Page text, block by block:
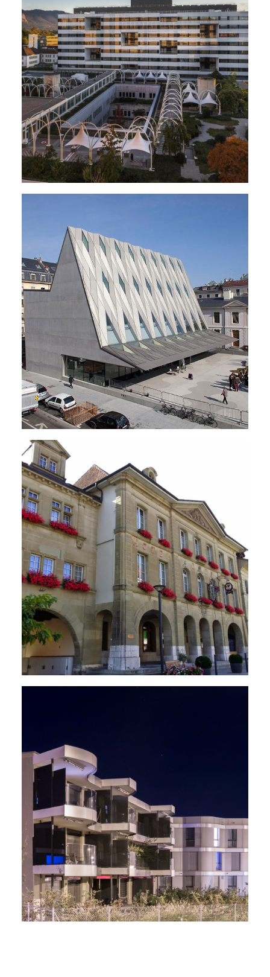
Grands Parkings, Salles Polyvalentes - Auditoires,
Hôpitaux - EMS, Restaurants, Écoles - Universités,
Énergie - Physique Du Bâtiment, MCR, Électricité,
Sanitaire, Ventilation, Climatisation, Chauffage
Nouveaux Bâtiments
Salles Polyvalentes - Auditoires,
Musées - Lieux De Culte , Lieux De Rassemblement,
Restaurants, Bâtiments Administratifs,
Énergie - Physique Du Bâtiment, MCR, Électricité,
Ventilation, Climatisation, Chauffage,
Nouveaux Bâtiments
Restaurants Bâtiments Administratifs
Énergie - Physique Du Bâtiment MCR Électricité,
Ventilation Chauffage ,
Rénovations - Transformations
Hôtellerie, Logements
Énergie - Physique Du Bâtiment, MCR,
Sanitaire, Ventilation Chauffage,
Nouveaux Bâtiments